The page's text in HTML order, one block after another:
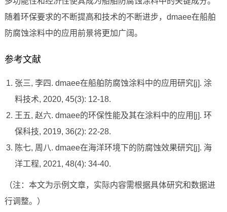
随着环保要求的不断提高和技术的不断进步，dmaee在船舶
防腐蚀涂料中的应用前景将更加广阔。
参考文献
张三, 李四. dmaee在船舶防腐蚀涂料中的应用研究[j]. 涂
料技术, 2020, 45(3): 12-18.
王五, 赵六. dmaee的环保性能及其在涂料中的应用[j]. 环
保科技, 2019, 36(2): 22-28.
陈七, 周八. dmaee在海洋环境下的防腐蚀效果研究[j]. 海
洋工程, 2021, 48(4): 34-40.
（注：本文为示例文章，实际内容需根据具体研究和数据进
行调整。）